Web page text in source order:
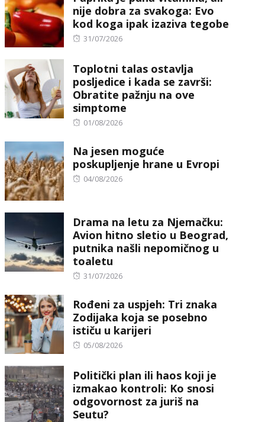
nije dobra za svakoga: Evo
kod koga ipak izaziva tegobe
Posted
31/07/2026
Toplotni talas ostavlja
posljedice i kada se završi:
Obratite pažnju na ove
simptome
Posted
01/08/2026
Na jesen moguće
poskupljenje hrane u Evropi
Posted
04/08/2026
Drama na letu za Njemačku:
Avion hitno sletio u Beograd,
putnika našli nepomičnog u
toaletu
Posted
31/07/2026
Rođeni za uspjeh: Tri znaka
Zodijaka koja se posebno
ističu u karijeri
Posted
05/08/2026
Politički plan ili haos koji je
izmakao kontroli: Ko snosi
odgovornost za juriš na
Seutu?